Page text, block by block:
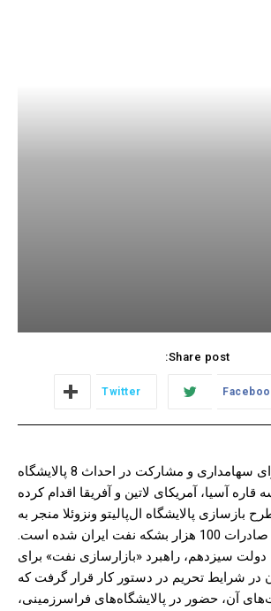
Share post:
Twitter
ایران تاکنون برای سهامداری و مشارکت در احداث 8 پالایشگاه
آسیا، آمریکای لاتین و آفریقا اقدام کرده
بازسازی پالایشگاه ال‌پالیتو ونزوئلا منجر به
صادرات 100 هزار بشکه نفت ایران شده است.
دولت سیزدهم، راهبرد «بازارسازی نفت» برای
در شرایط تحریم در دستور کار قرار گرفت که
آن، حضور در پالایشگاه‌های فراسرزمینی،